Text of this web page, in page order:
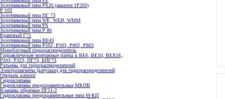
Золотниковый типа РХ20 (аналоги 1Р203)
Р 103
Золотниковый типа ПГ 73
Золотниковый типа WE, WEH, WMM
Золотниковый типа РХ
Золотниковый типа Р 80
Крановый Г71
Золотниковый типа BE43
Золотниковый типа Р502, Р503, Р802, Р803
Моноблочный гидрораспределитель
Гидравлические монтажные плиты к ВЕ6, ВЕ10, ВЕХ16,
Р203, Р323, ПГ73, БПГ73
Разъемы для гидрораспределителей
Электромагниты (катушки) для гидрораспределителей
Открыть каталог
Гидроклапаны
Гидроклапаны предохранительные МКПВ
Клапаны обратные ПГ51-2
Гидроклапаны предохранительные типа М-КП